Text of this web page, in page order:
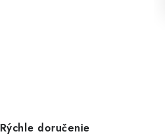
Rýchle doručenie